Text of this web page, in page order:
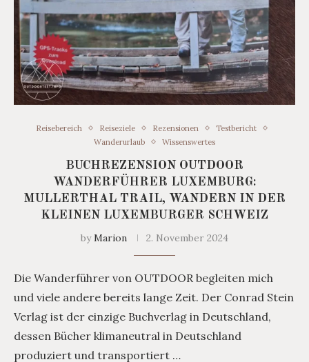
Reisebereich Reiseziele Rezensionen
Testbericht
Wanderurlaub
Wissenswertes
BUCHREZENSION OUTDOOR
WANDERFÜHRER LUXEMBURG:
MULLERTHAL TRAIL, WANDERN IN DER
KLEINEN LUXEMBURGER SCHWEIZ
byMarion 2. November 2024
Die Wanderführer von OUTDOOR begleiten mich
und viele andere bereits lange Zeit. Der Conrad Stein
Verlag ist der einzige Buchverlag in Deutschland,
dessen Bücher klimaneutral in Deutschland
produziert und transportiert …